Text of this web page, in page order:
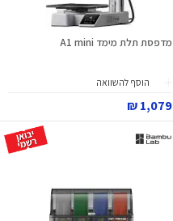
מדפסת תלת מימד A1 mini
הוסף להשוואה
1,079 ₪